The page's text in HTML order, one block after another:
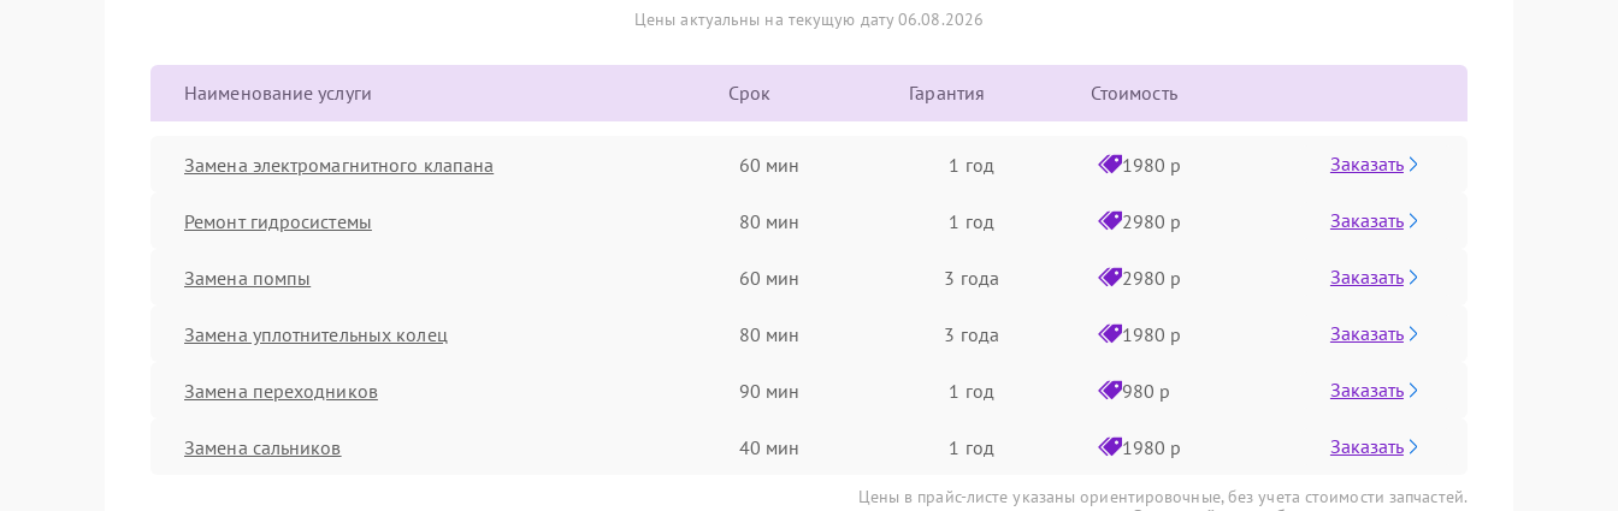
Цены актуальны на текущую дату 06.08.2026
Наименование услуги Срок Гарантия Стоимость
Замена электромагнитного клапана 60 мин 1 год 1980 р Заказать
Ремонт гидросистемы 80 мин 1 год 2980 р Заказать
Замена помпы 60 мин 3 года 2980 р Заказать
Замена уплотнительных колец 80 мин 3 года 1980 р Заказать
Замена переходников 90 мин 1 год 980 р Заказать
Замена сальников 40 мин 1 год 1980 р Заказать
Цены в прайс-листе указаны ориентировочные, без учета стоимости запчастей.